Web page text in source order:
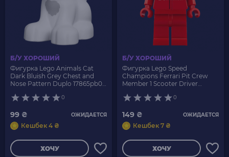
Б/У ХОРОШИЙ
Фигурка Lego Animals Cat
Dark Bluish Grey Chest and
Nose Pattern Duplo 17865pb01
0
99 ₴ ОЖИДАЕТСЯ
Кешбек 4 ₴
ХОЧУ
Б/У ХОРОШИЙ
Фигурка Lego Speed
Champions Ferrari Pit Crew
Member 1 Scooter Driver
0
149 ₴ ОЖИДАЕТСЯ
Кешбек 7 ₴
ХОЧУ